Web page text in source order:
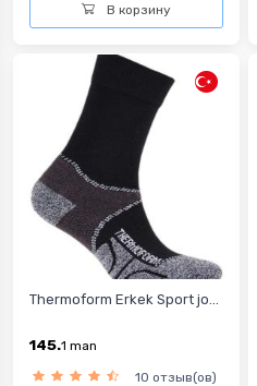
В корзину
Thermoform Erkek Sport jo...
145.1 man
10 отзыв(ов)